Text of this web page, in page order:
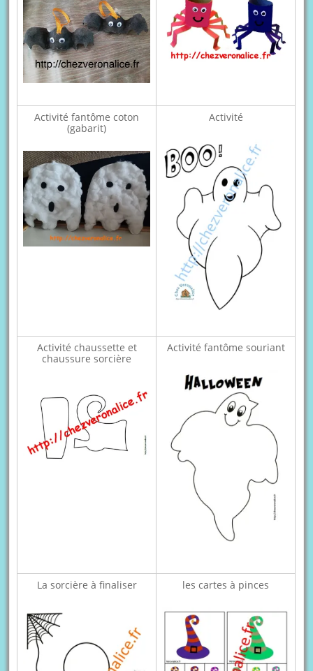
Activité fantôme coton
(gabarit)
Activité
Activité chaussette et
chaussure sorcière
Activité fantôme souriant
La sorcière à finaliser les cartes à pinces